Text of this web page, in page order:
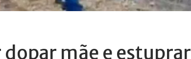
mãe e estuprar